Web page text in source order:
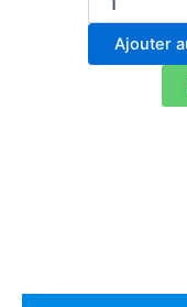
Balance
Ajouter